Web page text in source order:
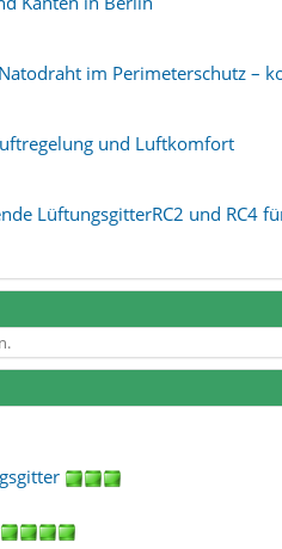
im Perimeterschutz –
und Luftkomfort
LüftungsgitterRC2 und RC4